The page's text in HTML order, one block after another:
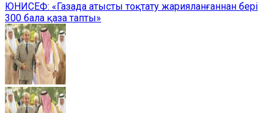
ЮНИСЕФ: «Газада атысты тоқтату жарияланғаннан бері
300 бала қаза тапты»